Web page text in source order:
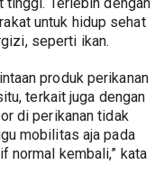
untuk hidup sehat
seperti ikan.
produk perikanan
terkait juga dengan
di perikanan tidak
mobilitas aja pada
normal kembali,” kata